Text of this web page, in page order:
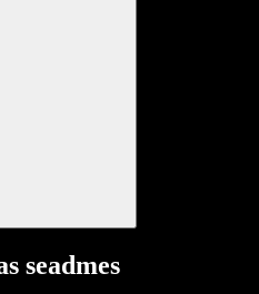
seadmes